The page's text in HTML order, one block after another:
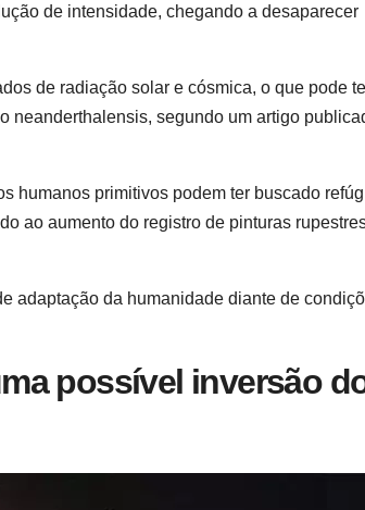
de intensidade, chegando a desaparecer
de radiação solar e cósmica, o que pode
neanderthalensis, segundo um artigo
humanos primitivos podem ter buscado
ao aumento do registro de pinturas
adaptação da humanidade diante de
possível inversão